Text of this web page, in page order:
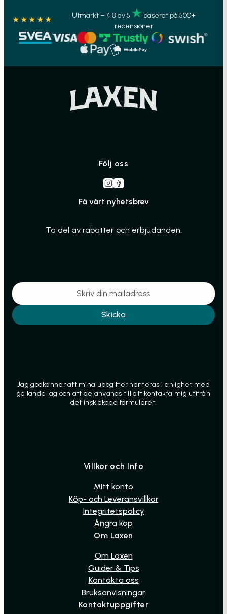
★★★★★ Utmärkt – 4.8 av 5
baserat på 500+
recensioner
Följ oss
Villkor och Info
Mitt konto
Köp- och Leveransvillkor
Integritetspolicy
Ångra köp
Om Laxen
Om Laxen
Guider & Tips
Kontakta oss
Bruksanvisningar
Kontaktuppgifter
Få vårt nyhetsbrev
Ta del av rabatter och erbjudanden.
Skicka
Jag godkänner att mina uppgifter hanteras i enlighet med
gällande lag och att de används till att kontakta mig utifrån
det inskickade formuläret.